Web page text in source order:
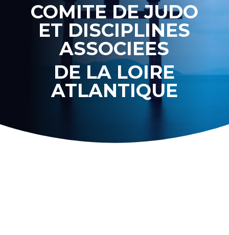
COMITE DE JUDO
ET DISCIPLINES
ASSOCIEES
DE LA LOIRE
ATLANTIQUE